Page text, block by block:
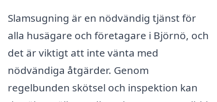
Slamsugning är en nödvändig tjänst för
alla husägare och företagare i Björnö, och
det är viktigt att inte vänta med
nödvändiga åtgärder. Genom
regelbunden skötsel och inspektion kan